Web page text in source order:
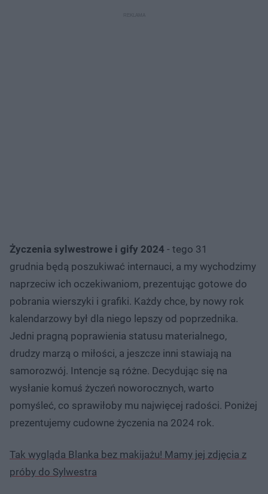
Życzenia sylwestrowe i gify 2024 - tego 31
grudnia będą poszukiwać internauci, a my wychodzimy
naprzeciw ich oczekiwaniom, prezentując gotowe do
pobrania wierszyki i grafiki. Każdy chce, by nowy rok
kalendarzowy był dla niego lepszy od poprzednika.
Jedni pragną poprawienia statusu materialnego,
drudzy marzą o miłości, a jeszcze inni stawiają na
samorozwój. Intencje są różne. Decydując się na
wysłanie komuś życzeń noworocznych, warto
pomyśleć, co sprawiłoby mu najwięcej radości. Poniżej
prezentujemy cudowne życzenia na 2024 rok.
Tak wygląda Blanka bez makijażu! Mamy jej zdjęcia z
próby do Sylwestra